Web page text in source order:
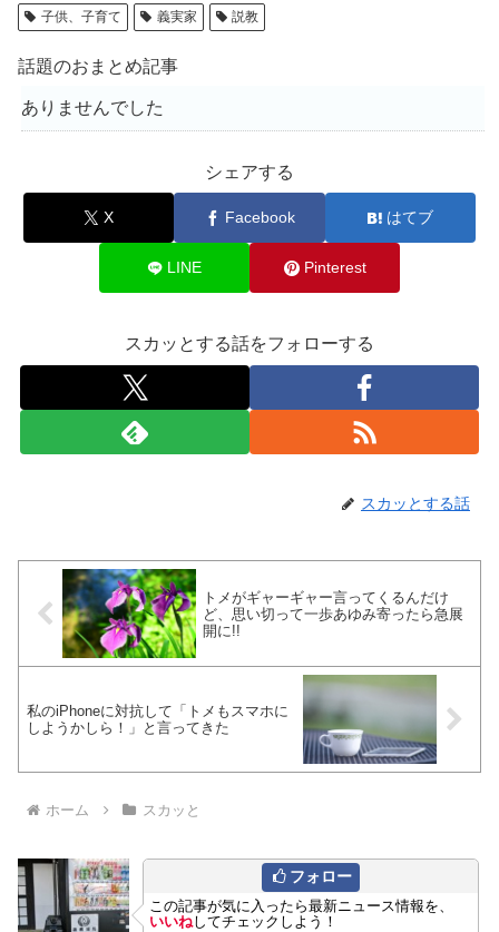
子供、子育て 義実家 説教
話題のおまとめ記事
ありませんでした
シェアする
X Facebook はてブ
LINE Pinterest
スカッとする話をフォローする
スカッとする話
トメがギャーギャー言ってくるんだけ
ど、思い切って一歩あゆみ寄ったら急展
開に!!
私のiPhoneに対抗して「トメもスマホに
しようかしら！」と言ってきた
ホーム スカッと
フォロー
この記事が気に入ったら最新ニュース情報を、
いいねしてチェックしよう！